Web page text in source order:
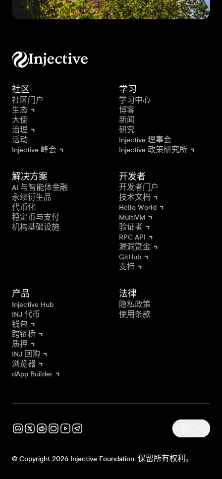
社区
社区门户
生态
大使
治理
活动
Injective 峰会
学习
学习中心
博客
新闻
研究
Injective 理事会
Injective 政策研究所
解决方案
AI 与智能体金融
永续衍生品
代币化
稳定币与支付
机构基础设施
开发者
开发者门户
技术文档
Hello World
MultiVM
验证者
RPC API
漏洞赏金
GitHub
支持
产品
Injective Hub
INJ 代币
钱包
跨链桥
质押
INJ 回购
浏览器
dApp Builder
法律
隐私政策
使用条款
© Copyright 2026 Injective Foundation. 保留所有权利。